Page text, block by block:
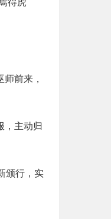
得虎
前来，
，主动归
颁行，实